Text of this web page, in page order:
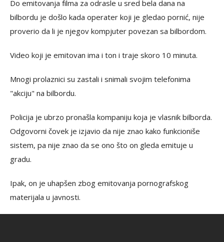
Do emitovanja filma za odrasle u sred bela dana na
bilbordu je došlo kada operater koji je gledao pornić, nije
proverio da li je njegov kompjuter povezan sa bilbordom.
Video koji je emitovan ima i ton i traje skoro 10 minuta.
Mnogi prolaznici su zastali i snimali svojim telefonima
"akciju" na bilbordu.
Policija je ubrzo pronašla kompaniju koja je vlasnik bilborda.
Odgovorni čovek je izjavio da nije znao kako funkcioniše
sistem, pa nije znao da se ono što on gleda emituje u
gradu.
Ipak, on je uhapšen zbog emitovanja pornografskog
materijala u javnosti.